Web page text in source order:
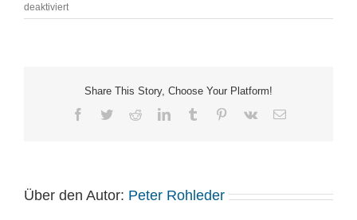
deaktiviertfür
Wie
Verkehrsmitteln
die
Share This Story, Choose Your Platform!
Facebook
TwitterRedditLinkedInTumblr Pinterest
Vk
E-
Über den Autor: Peter Rohleder